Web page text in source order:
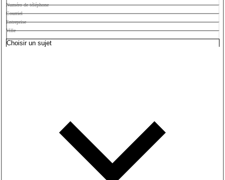
Numéro de téléphone
Courriel
Entreprise
Ville